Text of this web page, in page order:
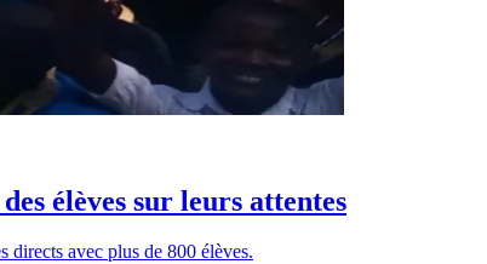
élèves sur leurs attentes
avec plus de 800 élèves.